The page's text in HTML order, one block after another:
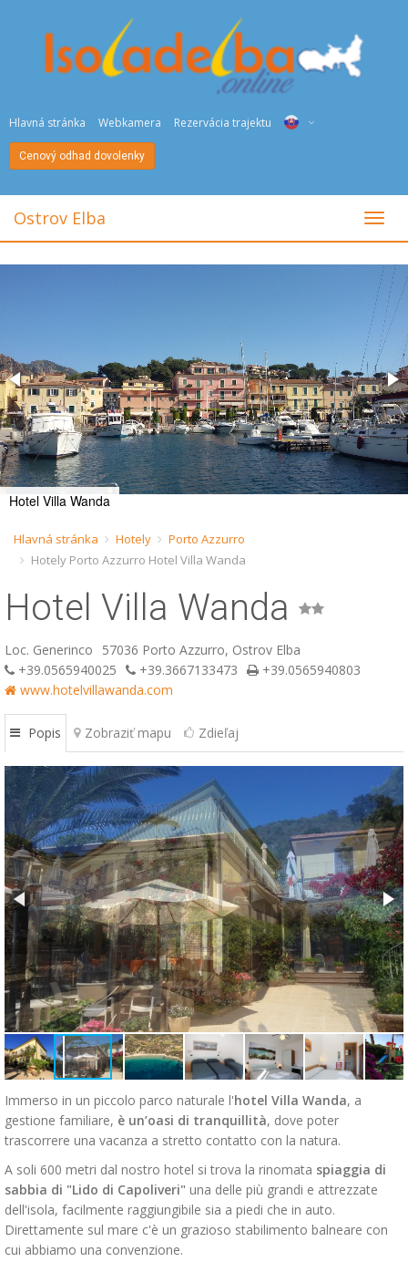
Hlavná stránka Webkamera Rezervácia trajektu
DEU
DAN
ESP
SLO
Cenový odhad dovolenky
Ostrov Elba
Hotel Villa Wanda
Hlavná stránka Hotely
Porto Azzurro
Hotely Porto Azzurro Hotel Villa Wanda
Hotel Villa Wanda
Loc. Generinco
57036 Porto Azzurro, Ostrov Elba
+39.0565940025
+39.3667133473
+39.0565940803
www.hotelvillawanda.com
Popis Zobraziť mapu Zdieľaj
Immerso in un piccolo parco naturale l'hotel Villa Wanda, a
gestione familiare, è un’oasi di tranquillità, dove poter
trascorrere una vacanza a stretto contatto con la natura.
A soli 600 metri dal nostro hotel si trova la rinomata spiaggia di
sabbia di "Lido di Capoliveri" una delle più grandi e attrezzate
dell'isola, facilmente raggiungibile sia a piedi che in auto.
Direttamente sul mare c'è un grazioso stabilimento balneare con
cui abbiamo una convenzione.